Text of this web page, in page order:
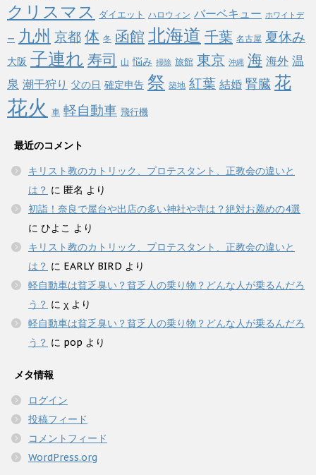
クリスマス ダイエット ハロウィン バーベキュー ホワイトデ
ー 九州 京都 体 冬 函館 北海道 千葉 名古屋 夏休み
大阪 子連れ 寿司 山 悩み 掃除 旅館 東京 沖縄 海 海外 温
泉 潮干狩り 父の日 確定申告 祭 築地 紅葉 結婚 腎臓 花
花火 車 軽自動車 飛行機
最近のコメント
キリスト教のカトリック、プロテスタント、正教会の違いと
は？ に 匿名 より
初詣！奈良で屋台や出店の多い神社や寺は？絶対お薦めの4選
に ひよこ より
キリスト教のカトリック、プロテスタント、正教会の違いと
は？ に EARLY BIRD より
軽自動車は貧乏臭い？貧乏人の乗り物？どんな人が乗るんだろ
う？ に χ より
軽自動車は貧乏臭い？貧乏人の乗り物？どんな人が乗るんだろ
う？ に pop より
メタ情報
ログイン
投稿フィード
コメントフィード
WordPress.org